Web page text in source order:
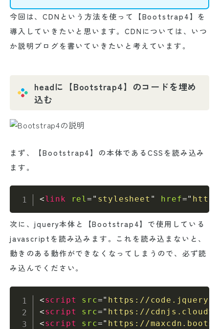
今回は、CDNという方法を使って【Bootstrap4】を
導入していきたいと思います。CDNについては、いつ
か説明ブログを書いていきたいと考えています。
headに【Bootstrap4】のコードを埋め
込む
まず、【Bootstrap4】の本体であるCSSを読み込み
ます。
<link rel= " stylesheet " href="
次に、jquery本体と【Bootstrap4】で使用している
javascriptを読み込みます。これを読み込まないと、
動きのある動作ができなくなってしまうので、必ず読
み込んでください。
<script src=" https://
<script src=" https://
<script src=" https://